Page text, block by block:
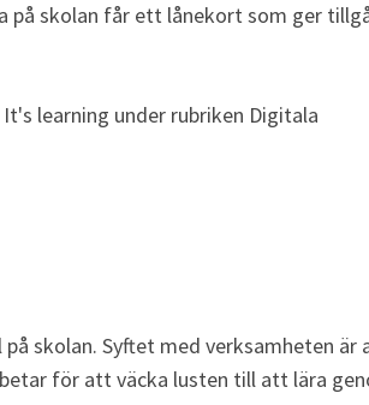
på skolan får ett lånekort som ger
learning under rubriken Digitala
skolan. Syftet med verksamheten är
för att väcka lusten till att lära